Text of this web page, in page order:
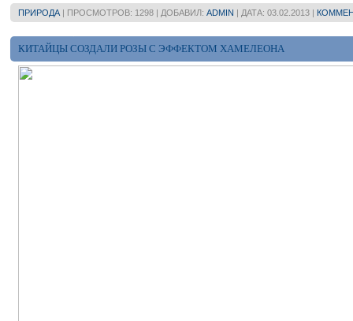
ПРИРОДА | ПРОСМОТРОВ: 1298 | ДОБАВИЛ: ADMIN | ДАТА: 03.02.2013 |
КИТАЙЦЫ СОЗДАЛИ РОЗЫ С ЭФФЕКТОМ ХАМЕЛЕОНА